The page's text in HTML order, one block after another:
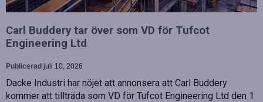
Carl Buddery tar över som VD för Tufcot
Engineering Ltd
Publicerad juli 10, 2026
Dacke Industri har nöjet att annonsera att Carl Buddery
kommer att tillträda som VD för Tufcot Engineering Ltd den 1